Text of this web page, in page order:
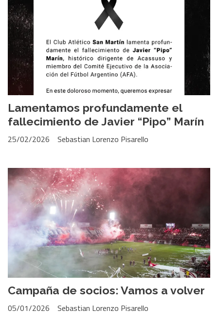
Lamentamos profundamente el
fallecimiento de Javier “Pipo” Marín
Sebastian Lorenzo Pisarello
25/02/2026
Campaña de socios: Vamos a volver
Sebastian Lorenzo Pisarello
05/01/2026